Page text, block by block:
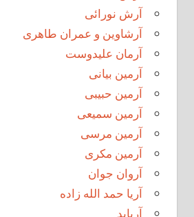
آرش نورائی
آرشاوین و عمران طاهری
آرمان علیدوست
آرمین بیانی
آرمین حبیبی
آرمین سمیعی
آرمین مرسی
آرمین مکری
آروان جوان
آریا حمد الله زاده
آریابد